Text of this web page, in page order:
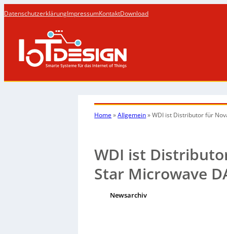
DatenschutzerklärungImpressumKontaktDownload
Home»Allgemein»WDI ist Distributor für
WDI ist
Star Microwave
Newsarchiv